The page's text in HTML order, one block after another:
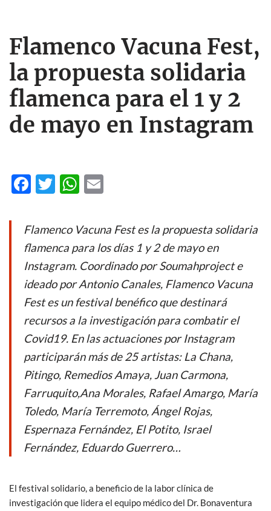
Flamenco Vacuna Fest,
la propuesta solidaria
flamenca para el 1 y 2
de mayo en Instagram
F
e
b
o
o
k
T
itt
er
W
at
s
A
p
p
ail
Flamenco Vacuna Fest es la propuesta solidaria
flamenca para los días 1 y 2 de mayo en
Instagram. Coordinado por Soumahproject e
ideado por Antonio Canales, Flamenco Vacuna
Fest es un festival benéfico que destinará
recursos a la investigación para combatir el
Covid19. En las actuaciones por Instagram
participarán más de 25 artistas: La Chana,
Pitingo, Remedios Amaya, Juan Carmona,
Farruquito,Ana Morales, Rafael Amargo, María
Toledo, María Terremoto, Ángel Rojas,
Espernaza Fernández, El Potito, Israel
Fernández, Eduardo Guerrero…
El festival solidario, a beneficio de la labor clínica de
investigación que lidera el equipo médico del Dr. Bonaventura